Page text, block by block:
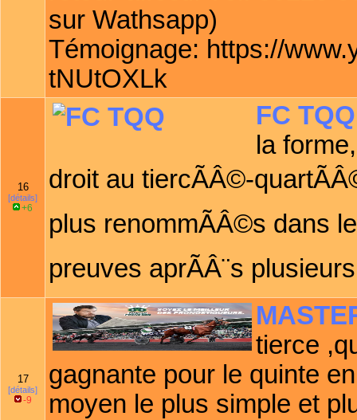
sur Wathsapp)
Témoignage: https://
tNUtOXLk
16
[détails]
+6
FC TQQ
la
droit au tiercÃÂ©-
plus renommÃÂ©s dans
preuves aprÃÂ¨s
17
[détails]
-9
tierce
gagnante pour le quinte
moyen le plus simple et